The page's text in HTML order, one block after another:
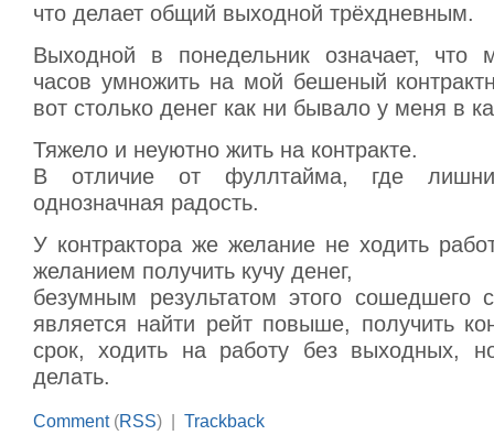
что делает общий выходной трёхдневным.
Выходной в понедельник означает, что
часов умножить на мой бешеный
вот столько денег как ни бывало у меня в
Тяжело и неуютно жить на контракте.
В отличие от фуллтайма, где
однозначная радость.
У контрактора же желание не ходить
желанием получить кучу денег,
безумным результатом этого сошедшего
является найти рейт повыше, получить
срок, ходить на работу без выходных,
делать.
Comment(RSS) | Trackback